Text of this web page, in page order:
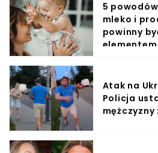
5
mleko i
powinny
Atak na
Policja